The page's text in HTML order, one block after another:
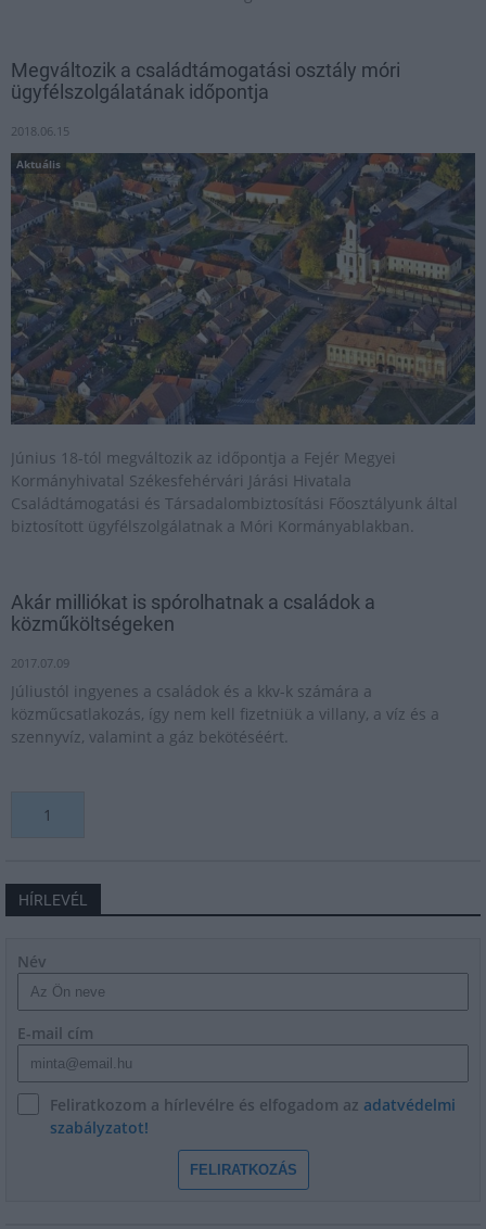
Megváltozik a családtámogatási osztály móri
ügyfélszolgálatának időpontja
2018.06.15
Aktuális
Június 18-tól megváltozik az időpontja a Fejér Megyei
Kormányhivatal Székesfehérvári Járási Hivatala
Családtámogatási és Társadalombiztosítási Főosztályunk által
biztosított ügyfélszolgálatnak a Móri Kormányablakban.
Akár milliókat is spórolhatnak a családok a
közműköltségeken
2017.07.09
Júliustól ingyenes a családok és a kkv-k számára a
közműcsatlakozás, így nem kell fizetniük a villany, a víz és a
szennyvíz, valamint a gáz bekötéséért.
1
HÍRLEVÉL
Név
E-mail cím
Feliratkozom a hírlevélre és elfogadom az adatvédelmi
szabályzatot!
FELIRATKOZÁS